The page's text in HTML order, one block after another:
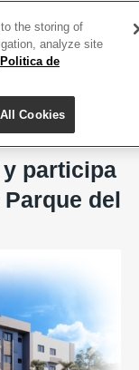
participa
del
Next
the storing of
analyze site
Politica de
Cookies